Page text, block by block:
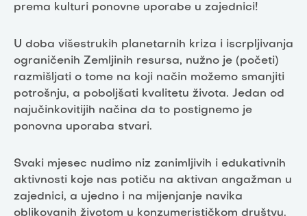
prema kulturi ponovne uporabe u zajednici!
U doba višestrukih planetarnih kriza i iscrpljivanja
ograničenih Zemljinih resursa, nužno je (početi)
razmišljati o tome na koji način možemo smanjiti
potrošnju, a poboljšati kvalitetu života. Jedan od
najučinkovitijih načina da to postignemo je
ponovna uporaba stvari.
Svaki mjesec nudimo niz zanimljivih i edukativnih
aktivnosti koje nas potiču na aktivan angažman u
zajednici, a ujedno i na mijenjanje navika
oblikovanih životom u konzumerističkom društvu.